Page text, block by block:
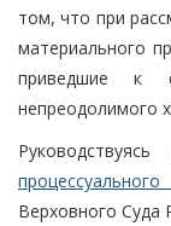
том, что при
материального
приведшие к
непреодолимого
Верховного Суда